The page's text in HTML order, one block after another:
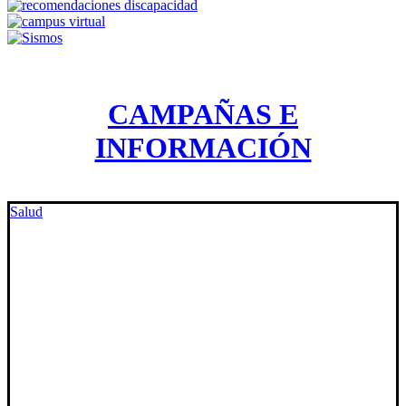
CAMPAÑAS E
INFORMACIÓN
Salud